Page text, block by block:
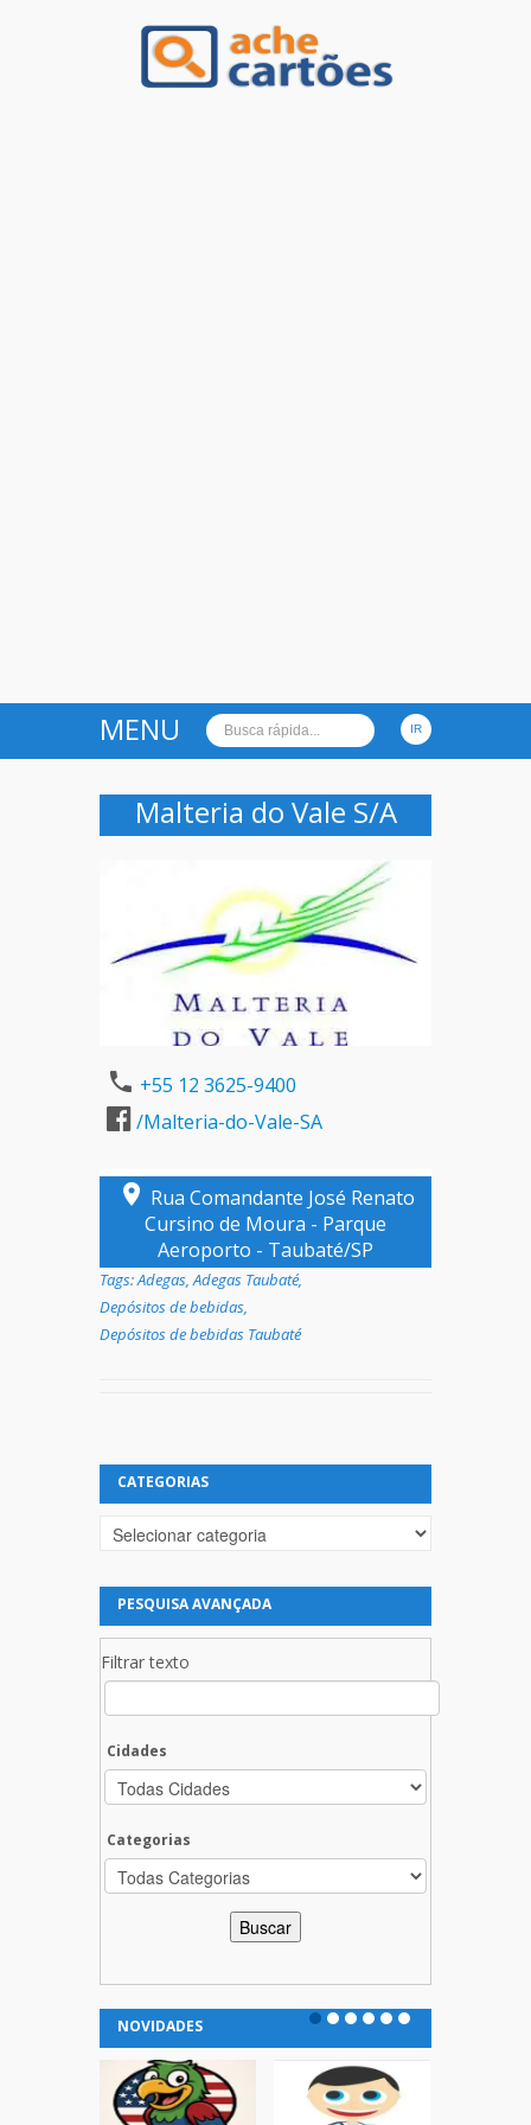
MENU
Malteria do Vale S/A
+55 12 3625-9400
/Malteria-do-Vale-SA
Rua Comandante José Renato
Cursino de Moura - Parque
Aeroporto - Taubaté/SP
Tags:Adegas,Adegas Taubaté,
Depósitos de bebidas,
Depósitos de bebidas Taubaté
CATEGORIAS
Categorias
PESQUISA AVANÇADA
Filtrar texto
Cidades
Categorias
NOVIDADES